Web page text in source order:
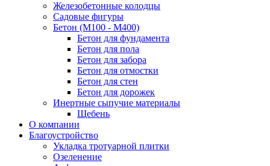
Железобетонные колодцы
Садовые фигуры
Бетон (М100 - М400)
Бетон для фундамента
Бетон для пола
Бетон для забора
Бетон для отмостки
Бетон для стен
Бетон для дорожек
Инертные сыпучие материалы
Щебень
О компании
Благоустройство
Укладка тротуарной плитки
Озеленение